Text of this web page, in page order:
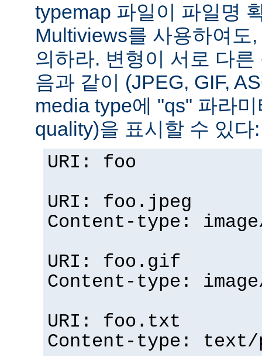
typemap 파일이 파일명
Multiviews를 사용하여도
의하라. 변형이 서로 다
음과 같이 (JPEG, GIF,
media type에 "qs" 파라
quality)을 표시할 수 있다:
URI: foo
URI: foo.jpeg
Content-type:
URI: foo.gif
Content-type:
URI: foo.txt
Content-type: